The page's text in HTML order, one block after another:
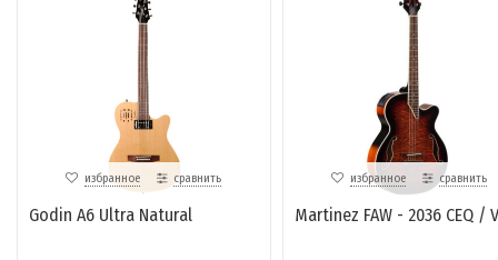
избранное сравнить
Godin A6 Ultra Natural
избранное сравнить
Martinez FAW - 2036 CEQ /